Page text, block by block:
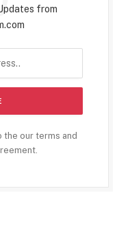
from
the our terms and